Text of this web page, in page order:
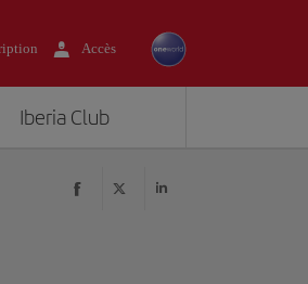
Accès
Iberia Club